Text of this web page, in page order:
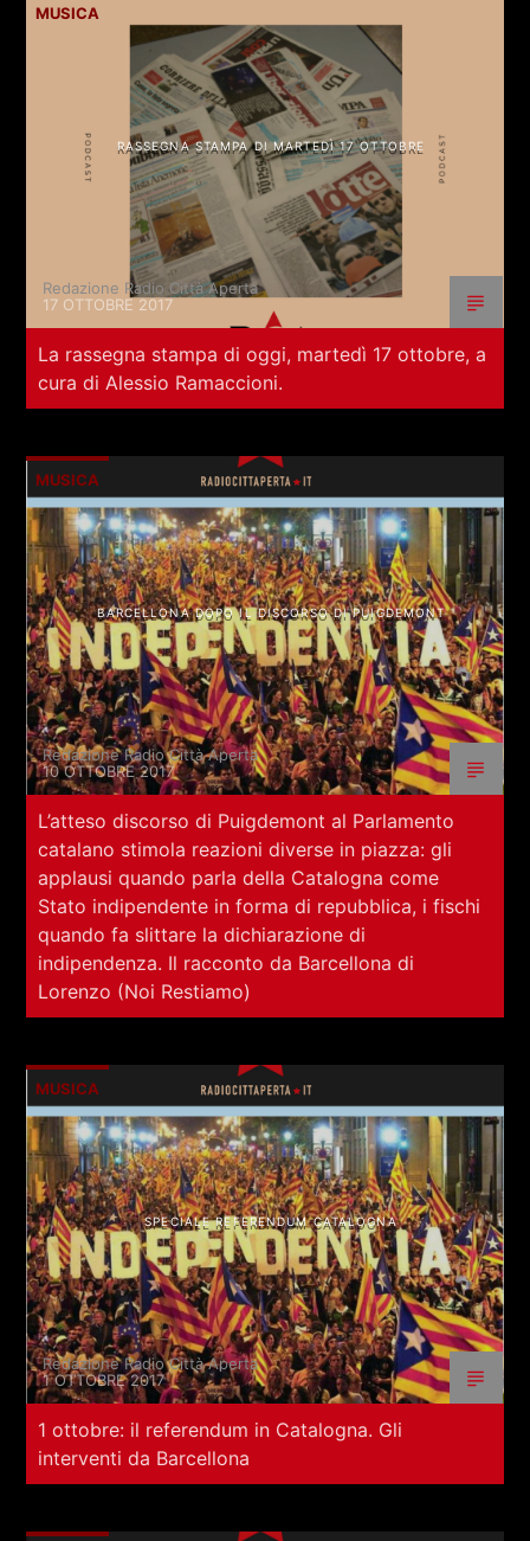
MUSICA
RASSEGNA STAMPA DI MARTEDÌ 17 OTTOBRE
Redazione Radio Città Aperta
17 OTTOBRE 2017
La rassegna stampa di oggi, martedì 17 ottobre, a
cura di Alessio Ramaccioni.
MUSICA
BARCELLONA DOPO IL DISCORSO DI PUIGDEMONT
Redazione Radio Città Aperta
10 OTTOBRE 2017
L’atteso discorso di Puigdemont al Parlamento
catalano stimola reazioni diverse in piazza: gli
applausi quando parla della Catalogna come
Stato indipendente in forma di repubblica, i fischi
quando fa slittare la dichiarazione di
indipendenza. Il racconto da Barcellona di
Lorenzo (Noi Restiamo)
MUSICA
SPECIALE REFERENDUM CATALOGNA
Redazione Radio Città Aperta
1 OTTOBRE 2017
1 ottobre: il referendum in Catalogna. Gli
interventi da Barcellona